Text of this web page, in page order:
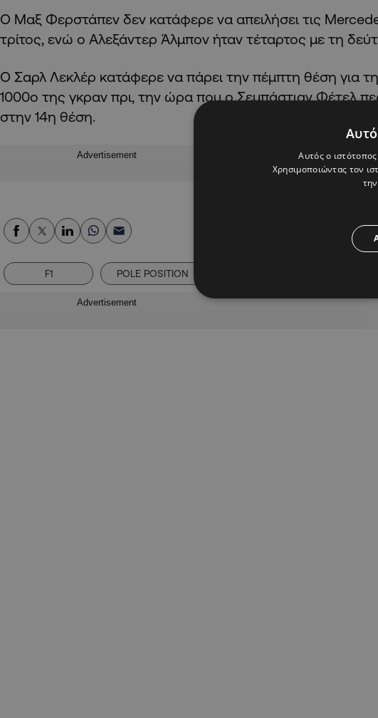
Ο Μαξ Φερστάπεν δεν κατάφερε να απειλήσει τις
τρίτος, ενώ ο Αλεξάντερ Άλμπον ήταν τέταρτος με τη
Ο Σαρλ Λεκλέρ κατάφερε να πάρει την πέμπτη θέση για
1000ο της γκραν πρι, την ώρα που ο Σεμπάστιαν Φέτελ
στην 14η θέση.
Advertisement
F1 POLE POSITION
Advertisement
Αυτός ο
Χρησιμοποιώντας τον